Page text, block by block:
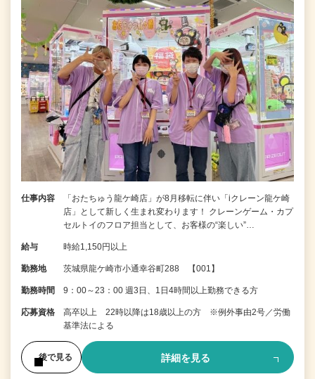
仕事内容
「おたちゅう龍ケ崎店」が8月移転に伴い「iクレーン龍ケ崎
店」として新しく生まれ変わります！ クレーンゲーム・カプ
セルトイのフロア担当として、お客様の“楽しい”…
給与 時給1,150円以上
勤務地 茨城県龍ケ崎市小通幸谷町288 【001】
勤務時間 9：00～23：00 週3日、1日4時間以上勤務できる方
応募資格
高卒以上 22時以降は18歳以上の方 ※例外事由2号／労働
基準法による
後で見る 詳細を見る